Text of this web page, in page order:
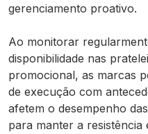
gerenciamento proativo.
Ao monitorar
disponibilidade nas
promocional, as marcas
de execução com
afetem o desempenho
para manter a resistência